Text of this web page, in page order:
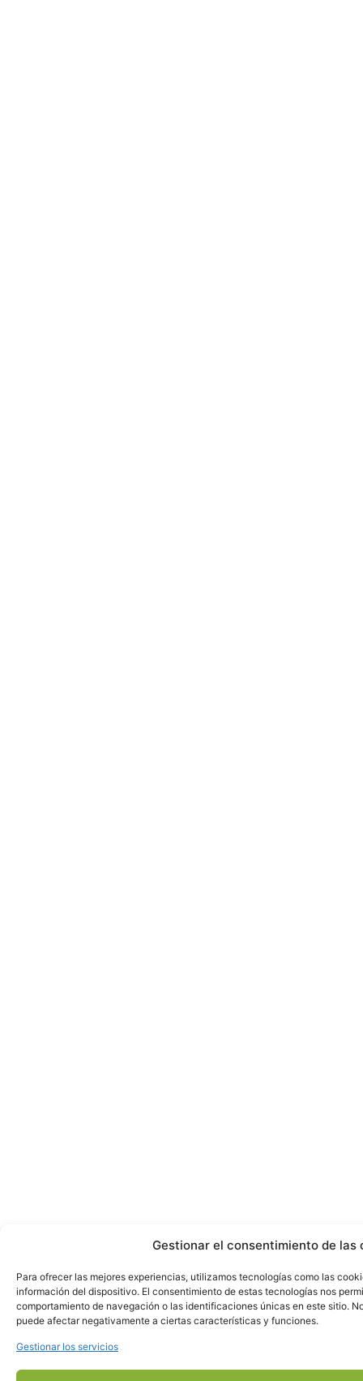
Gestionar el consentimiento de las
Para ofrecer las mejores experiencias, utilizamos tecnologías como las
información del dispositivo. El consentimiento de estas tecnologías nos
comportamiento de navegación o las identificaciones únicas en este sitio.
puede afectar negativamente a ciertas características y funciones.
Gestionar los servicios